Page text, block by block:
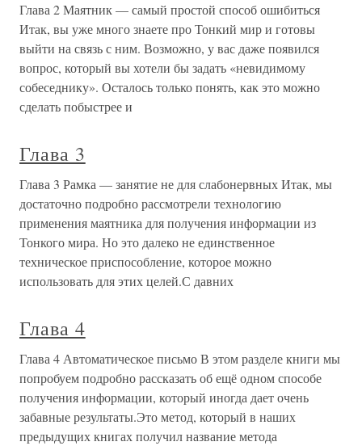
Глава 2 Маятник — самый простой способ ошибиться
Итак, вы уже много знаете про Тонкий мир и готовы
выйти на связь с ним. Возможно, у вас даже появился
вопрос, который вы хотели бы задать «невидимому
собеседнику». Осталось только понять, как это можно
сделать побыстрее и
Глава 3
Глава 3 Рамка — занятие не для слабонервных Итак, мы
достаточно подробно рассмотрели технологию
применения маятника для получения информации из
Тонкого мира. Но это далеко не единственное
техническое приспособление, которое можно
использовать для этих целей.С давних
Глава 4
Глава 4 Автоматическое письмо В этом разделе книги мы
попробуем подробно рассказать об ещё одном способе
получения информации, который иногда дает очень
забавные результаты.Это метод, который в наших
предыдущих книгах получил название метода